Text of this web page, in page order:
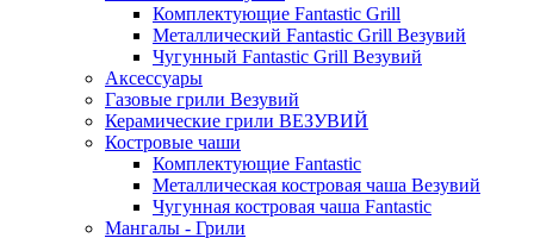
Комплектующие Fantastic Grill
Металлический Fantastic Grill Везувий
Чугунный Fantastic Grill Везувий
Аксессуары
Газовые грили Везувий
Керамические грили ВЕЗУВИЙ
Костровые чаши
Комплектующие Fantastic
Металлическая костровая чаша Везувий
Чугунная костровая чаша Fantastic
Мангалы - Грили